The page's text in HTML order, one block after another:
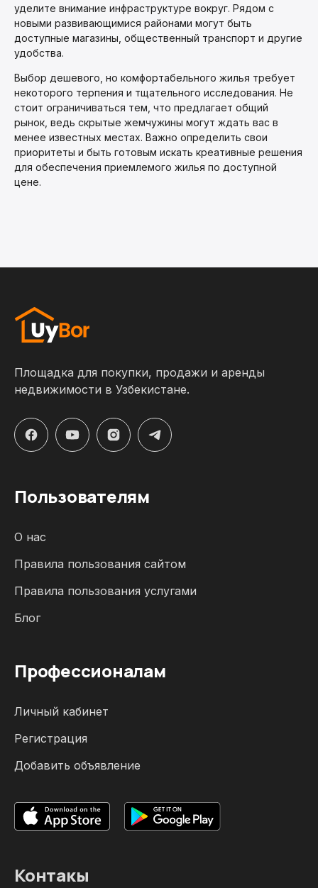
уделите внимание инфраструктуре вокруг. Рядом с
новыми развивающимися районами могут быть
доступные магазины, общественный транспорт и другие
удобства.
Выбор дешевого, но комфортабельного жилья требует
некоторого терпения и тщательного исследования. Не
стоит ограничиваться тем, что предлагает общий
рынок, ведь скрытые жемчужины могут ждать вас в
менее известных местах. Важно определить свои
приоритеты и быть готовым искать креативные решения
для обеспечения приемлемого жилья по доступной
цене.
Площадка для покупки, продажи и аренды
недвижимости в Узбекистане.
Пользователям
О нас
Правила пользования сайтом
Правила пользования услугами
Блог
Профессионалам
Личный кабинет
Регистрация
Добавить объявление
Контакы